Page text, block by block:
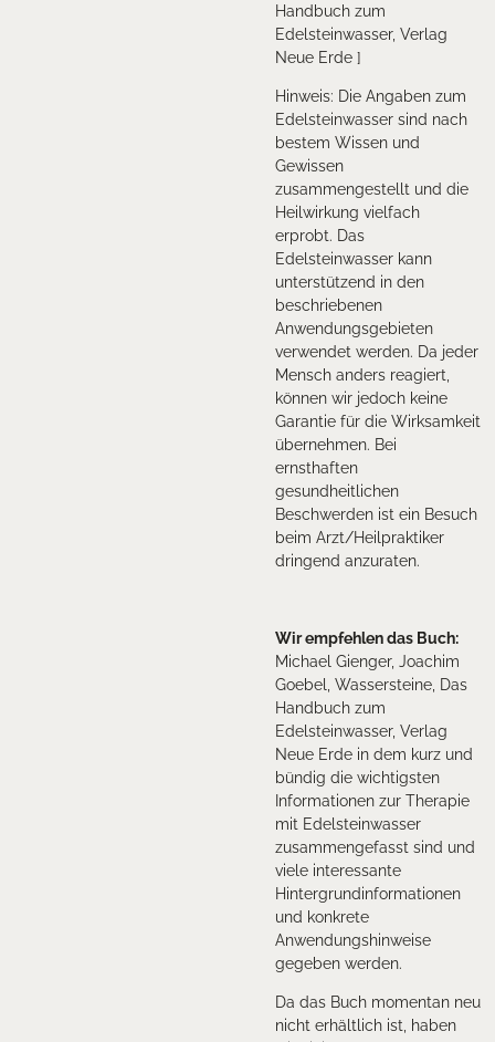
Handbuch zum
Edelsteinwasser, Verlag
Neue Erde ]
Hinweis: Die Angaben zum
Edelsteinwasser sind nach
bestem Wissen und
Gewissen
zusammengestellt und die
Heilwirkung vielfach
erprobt. Das
Edelsteinwasser kann
unterstützend in den
beschriebenen
Anwendungsgebieten
verwendet werden. Da jeder
Mensch anders reagiert,
können wir jedoch keine
Garantie für die Wirksamkeit
übernehmen. Bei
ernsthaften
gesundheitlichen
Beschwerden ist ein Besuch
beim Arzt/Heilpraktiker
dringend anzuraten.
Wir empfehlen das Buch:
Michael Gienger, Joachim
Goebel, Wassersteine, Das
Handbuch zum
Edelsteinwasser, Verlag
Neue Erde in dem kurz und
bündig die wichtigsten
Informationen zur Therapie
mit Edelsteinwasser
zusammengefasst sind und
viele interessante
Hintergrundinformationen
und konkrete
Anwendungshinweise
gegeben werden.
Da das Buch momentan neu
nicht erhältlich ist, haben